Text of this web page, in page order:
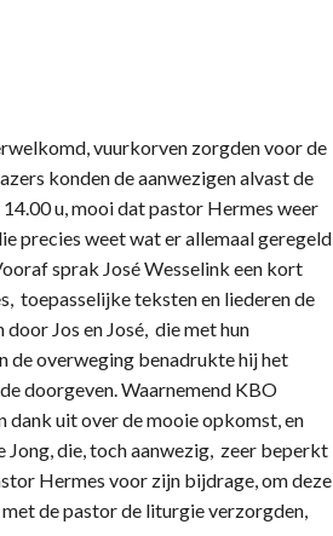
vuurkorven zorgden voor de
konden de aanwezigen alvast de
u, mooi dat pastor Hermes weer
precies weet wat er allemaal geregeld
sprak José Wesselink een kort
toepasselijke teksten en liederen de
Jos en José, die met hun
de overweging benadrukte hij het
doorgeven. Waarnemend KBO
uit over de mooie opkomst, en
die, toch aanwezig, zeer beperkt
Hermes voor zijn bijdrage, om deze
de pastor de liturgie verzorgden,